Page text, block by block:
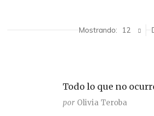
Mostrando: 12
Todo lo que no
por Olivia Teroba